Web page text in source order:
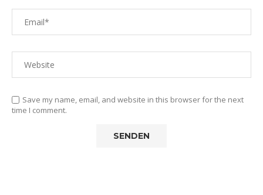
Save my name, email, and website in this browser for the next
time I comment.